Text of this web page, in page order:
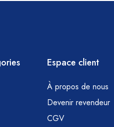
Espace client
À propos de nous
Devenir revendeur
CGV